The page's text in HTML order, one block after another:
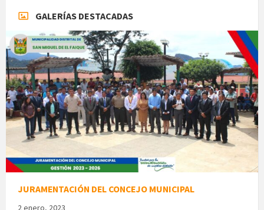
GALERÍAS DESTACADAS
JURAMENTACIÓN DEL CONCEJO MUNICIPAL